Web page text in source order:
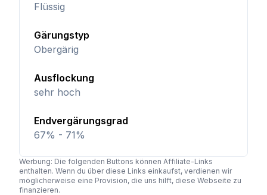
Flüssig
Gärungstyp
Obergärig
Ausflockung
sehr hoch
Endvergärungsgrad
67% - 71%
Werbung: Die folgenden Buttons können Affiliate-Links
enthalten. Wenn du über diese Links einkaufst, verdienen wir
möglicherweise eine Provision, die uns hilft, diese Webseite zu
finanzieren.